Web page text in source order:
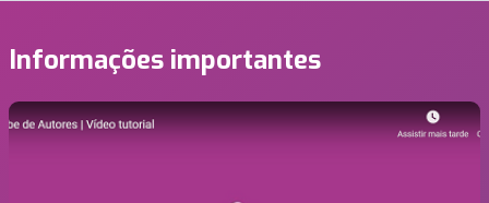
Informações importantes